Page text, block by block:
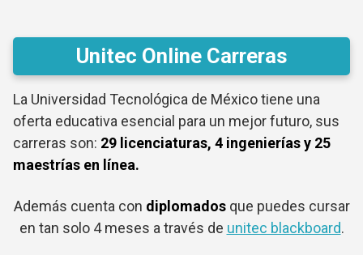
Unitec Online Carreras
La Universidad Tecnológica de México tiene una
oferta educativa esencial para un mejor futuro, sus
carreras son: 29 licenciaturas, 4 ingenierías y 25
maestrías en línea.
Además cuenta con diplomados que puedes cursar
en tan solo 4 meses a través de unitec blackboard.